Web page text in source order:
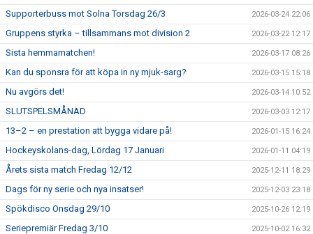
Supporterbuss mot Solna Torsdag 26/3 2026-03-24 22:06
Gruppens styrka – tillsammans mot division 2 2026-03-22 12:17
Sista hemmamatchen! 2026-03-17 08:26
Kan du sponsra för att köpa in ny mjuk-sarg? 2026-03-15 15:18
Nu avgörs det! 2026-03-14 10:52
SLUTSPELSMÅNAD 2026-03-03 12:17
13–2 – en prestation att bygga vidare på! 2026-01-15 16:24
Hockeyskolans-dag, Lördag 17 Januari 2026-01-11 04:19
Årets sista match Fredag 12/12 2025-12-11 18:29
Dags för ny serie och nya insatser! 2025-12-03 23:18
Spökdisco Onsdag 29/10 2025-10-26 12:19
Seriepremiär Fredag 3/10 2025-10-02 16:32